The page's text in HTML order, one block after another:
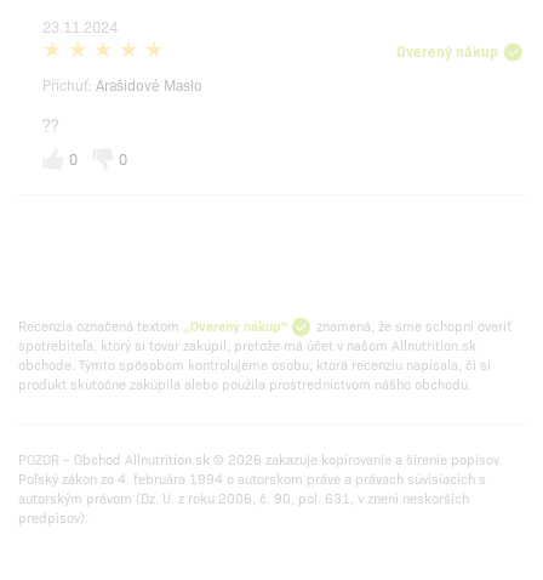
23.11.2024
Overený nákup
Příchuť: Arašidové Maslo
??
0 0
Recenzia označená textom „Overený nákup“
znamená, že sme schopní overiť
spotrebiteľa, ktorý si tovar zakúpil, pretože má účet v našom Allnutrition.sk
obchode. Týmto spôsobom kontrolujeme osobu, ktorá recenziu napísala, či si
produkt skutočne zakúpila alebo použila prostredníctvom nášho obchodu.
POZOR – Obchod Allnutrition.sk © 2026 zakazuje kopírovanie a šírenie popisov.
Poľský zákon zo 4. februára 1994 o autorskom práve a právach súvisiacich s
autorským právom (Dz. U. z roku 2006, č. 90, pol. 631, v znení neskorších
predpisov).